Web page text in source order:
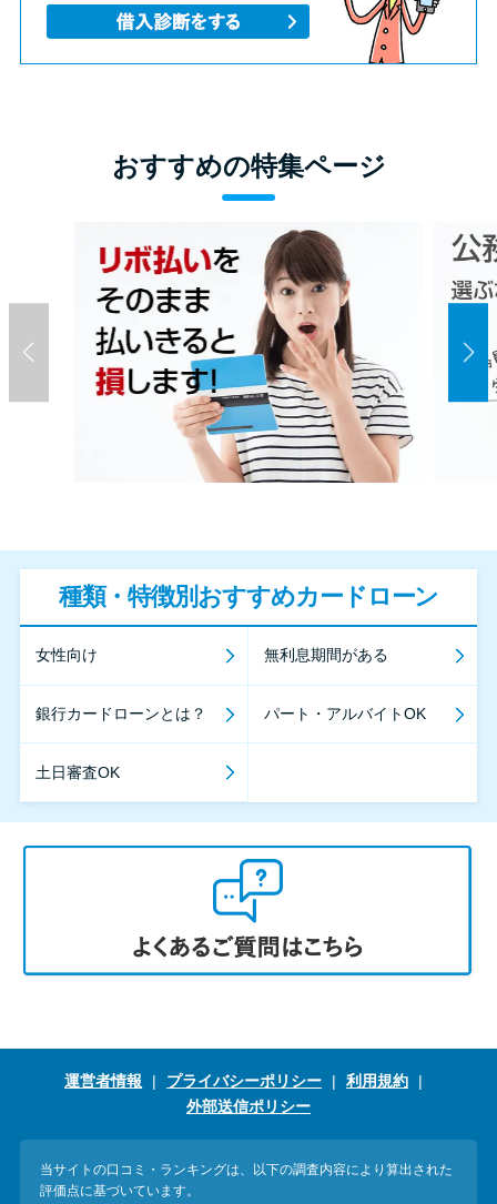
おすすめの特集ページ
種類・特徴別おすすめカードローン
女性向け 無利息期間がある
銀行カードローンとは？ パート・アルバイトOK
土日審査OK
運営者情報 プライバシーポリシー
利用規約
外部送信ポリシー
当サイトの口コミ・ランキングは、以下の調査内容により算出された
評価点に基づいています。